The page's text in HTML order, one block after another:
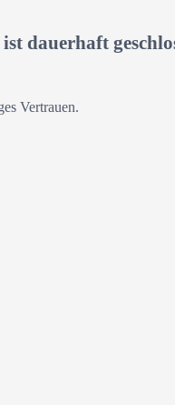
dauerhaft
Vertrauen.